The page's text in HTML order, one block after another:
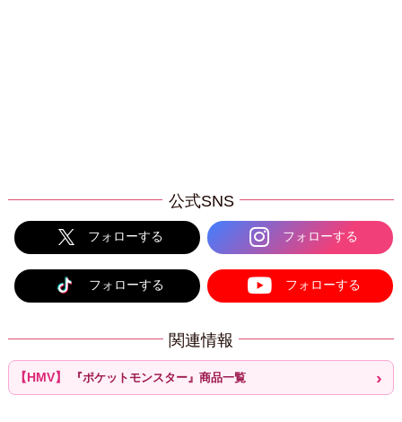
公式SNS
フォローする フォローする
フォローする フォローする
関連情報
『ポケットモンスター』商品一覧